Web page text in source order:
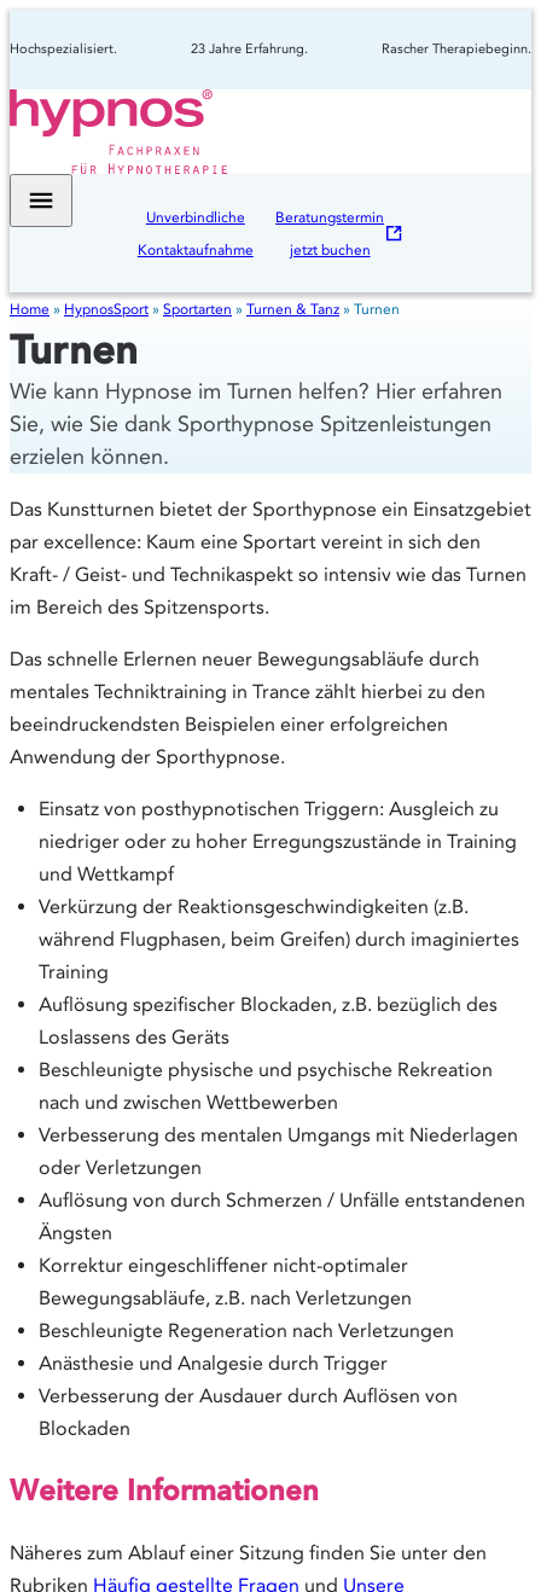
Hochspezialisiert. 23 Jahre Erfahrung. Rascher Therapiebeginn.
Unverbindliche
Kontaktaufnahme
Beratungstermin
jetzt buchen
Home » HypnosSport » Sportarten » Turnen & Tanz » Turnen
Turnen
Wie kann Hypnose im Turnen helfen? Hier erfahren
Sie, wie Sie dank Sporthypnose Spitzenleistungen
erzielen können.
Das Kunstturnen bietet der Sporthypnose ein Einsatzgebiet
par excellence: Kaum eine Sportart vereint in sich den
Kraft- / Geist- und Technikaspekt so intensiv wie das Turnen
im Bereich des Spitzensports.
Das schnelle Erlernen neuer Bewegungsabläufe durch
mentales Techniktraining in Trance zählt hierbei zu den
beeindruckendsten Beispielen einer erfolgreichen
Anwendung der Sporthypnose.
Einsatz von posthypnotischen Triggern: Ausgleich zu
niedriger oder zu hoher Erregungszustände in Training
und Wettkampf
Verkürzung der Reaktionsgeschwindigkeiten (z.B.
während Flugphasen, beim Greifen) durch imaginiertes
Training
Auflösung spezifischer Blockaden, z.B. bezüglich des
Loslassens des Geräts
Beschleunigte physische und psychische Rekreation
nach und zwischen Wettbewerben
Verbesserung des mentalen Umgangs mit Niederlagen
oder Verletzungen
Auflösung von durch Schmerzen / Unfälle entstandenen
Ängsten
Korrektur eingeschliffener nicht-optimaler
Bewegungsabläufe, z.B. nach Verletzungen
Beschleunigte Regeneration nach Verletzungen
Anästhesie und Analgesie durch Trigger
Verbesserung der Ausdauer durch Auflösen von
Blockaden
Weitere Informationen
Näheres zum Ablauf einer Sitzung finden Sie unter den
Rubriken Häufig gestellte Fragen und Unsere